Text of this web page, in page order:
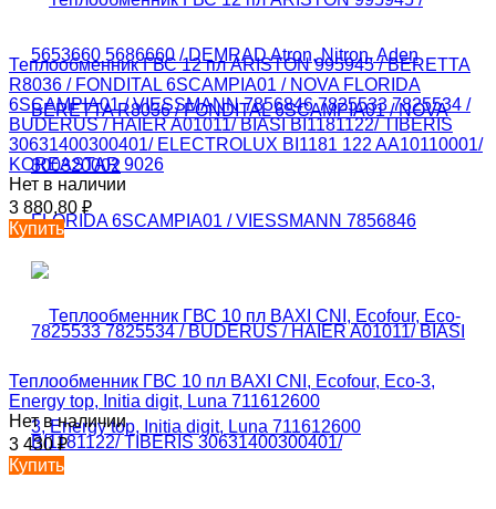
Теплообменник ГВС 12 пл ARISTON 995945 / BERETTA
R8036 / FONDITAL 6SCAMPIA01 / NOVA FLORIDA
6SCAMPIA01 / VIESSMANN 7856846 7825533 7825534 /
BUDERUS / HAIER A01011/ BIASI BI1181122/ TIBERIS
30631400300401/ ELECTROLUX BI1181 122 AA10110001/
KOREASTAR 9026
Нет в наличии
3 880,80 ₽
Купить
Теплообменник ГВС 10 пл BAXI CNI, Ecofour, Eco-3,
Energy top, Initia digit, Luna 711612600
Нет в наличии
3 430₽
Купить